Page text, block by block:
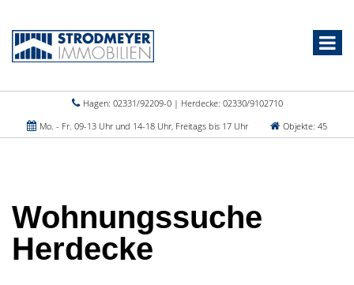
Hagen: 02331/92209-0 | Herdecke: 02330/9102710
Mo. - Fr. 09-13 Uhr und 14-18 Uhr, Freitags bis 17 Uhr
Objekte: 45
Wohnungssuche
Herdecke